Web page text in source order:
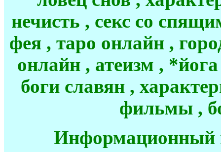
нечисть , секс со
фея , таро онлайн ,
онлайн , атеизм ,
боги славян ,
фильмы ,
Информационный